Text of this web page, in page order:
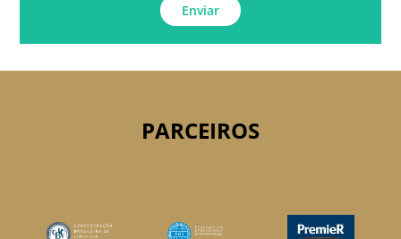
Enviar
PARCEIROS